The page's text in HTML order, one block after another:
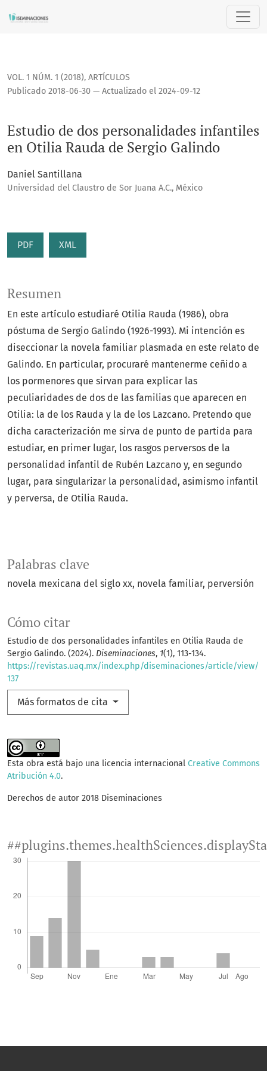
Estudio de dos personalidades infantiles en Otilia Rauda
VOL. 1 NÚM. 1 (2018), ARTÍCULOS
Estudio de dos personalidades infantiles
en Otilia Rauda de Sergio Galindo
Publicado 2018-06-30 — Actualizado el 2024-09-12
Daniel Santillana
Universidad del Claustro de Sor Juana A.C., México
PDF XML
Palabras clave
novela mexicana del siglo xx novela familiar perversión
Cómo citar
Estudio de dos personalidades infantiles en Otilia Rauda de
Sergio Galindo. (2024). Diseminaciones, 1(1), 113-134.
https://revistas.uaq.mx/index.php/diseminaciones/article/view/
137
Más formatos de cita
Resumen
En este artículo estudiaré Otilia Rauda (1986), obra
póstuma de Sergio Galindo (1926-1993). Mi intención es
diseccionar la novela familiar plasmada en este relato de
Galindo. En particular, procuraré mantenerme ceñido a
los pormenores que sirvan para explicar las
peculiaridades de dos de las familias que aparecen en
Otilia: la de los Rauda y la de los Lazcano. Pretendo que
dicha caracterización me sirva de punto de partida para
estudiar, en primer lugar, los rasgos perversos de la
personalidad infantil de Rubén Lazcano y, en segundo
lugar, para singularizar la personalidad, asimismo infantil
y perversa, de Otilia Rauda.
Esta obra está bajo una licencia internacional Creative Commons
Atribución 4.0.
Derechos de autor 2018 Diseminaciones